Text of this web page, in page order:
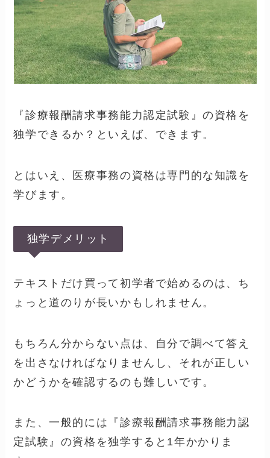
資格講座を利用する。
では、診療報酬請求事務能力認定試験の試験
に合格するための勉強方法を1つ1つ見てみま
しょう。
『診療報酬請求事務能力認定試験』の資格を
とはいえ、医療事務の資格は専門的な知識を